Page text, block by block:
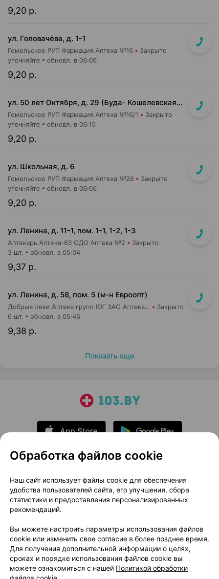
9,20 р.
ул. Головачёва, д. 1-1
Гомельское РУП Фармация Аптека №16 Закрыто
9,20 р.
уточняйте обновл. в 06:06
ул. 50 лет Октября, д. 29 (Буда- Кошелевская ЦРБ)
Гомельское РУП Фармация Аптека №16/1 Закрыто
9,20 р.
уточняйте обновл. в 06:15
ул. Школьная, д. 6
Гомельское РУП Фармация Аптека №26 Закрыто
9,20 р.
уточняйте обновл. в 06:06
ул. Ленина, д. 11-1, пом. 1-1, 1-2, 1-3
Аптекарь Аптека-63 ОДО Аптека №2 Закрыто
9,37 р.
3 шт. обновл. в 05:04
ул. Ленина, д. 58, пом. 5 (м-н Евроопт)
Добрыя леки Аптека групп ЮГ ЗАО Аптека №8 Закрыто
9,38 р.
6 шт. обновл. в 05:46
Показать еще
О проекте
Новости проекта
Размещение рекламы
Медицинский маркетинг
Публичный договор
Доставка
Способы оплаты
Вакансии
Партнеры
Написать руководителю 103.by
Написать в поддержку
Персональные настройки Cookie
Обработка файлов cookie
Наш сайт использует файлы cookie для обеспечения
удобства пользователей сайта, его улучшения, сбора
статистики и предоставления персонализированных
рекомендаций.
Вы можете настроить параметры использования файлов
cookie или изменить свое согласие в более позднее время.
Для получения дополнительной информации о целях,
сроках и порядке использования файлов cookie вы
можете ознакомиться с нашей Политикой обработки